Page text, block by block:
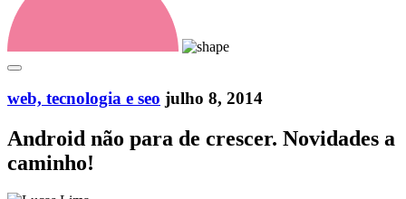
web, tecnologia e seo julho 8, 2014
Android não para de crescer. Novidades a
caminho!